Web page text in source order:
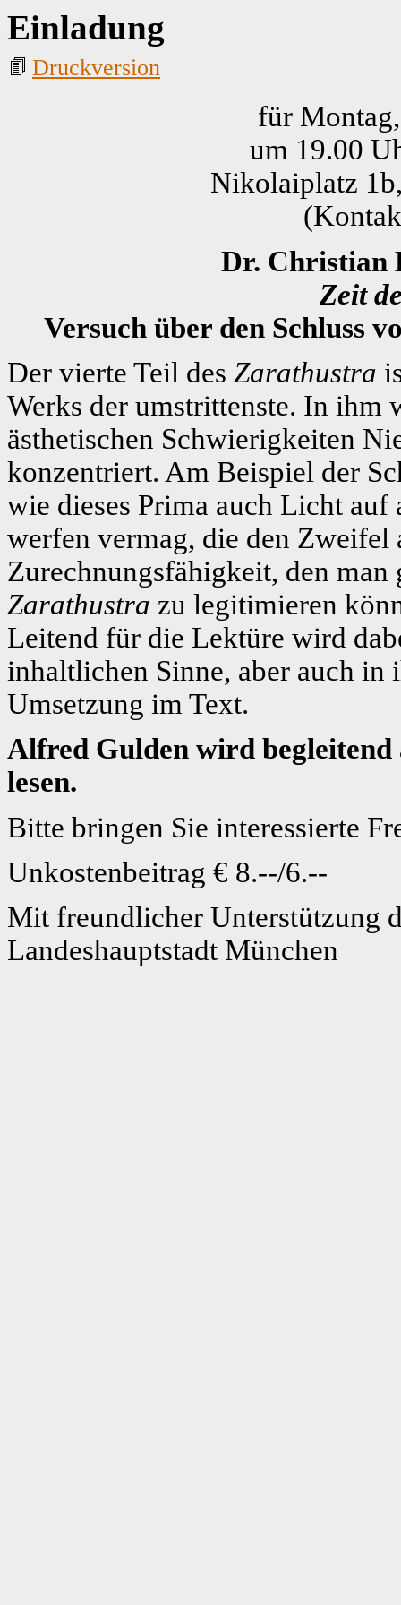
Einladung
Druckversion
für
um 19.00
Nikolaiplatz
Dr. Christian
Zeit
Versuch über den Schluss
Der vierte Teil des Zarathustra
Werks der umstrittenste. In ihm
ästhetischen Schwierigkeiten
konzentriert. Am Beispiel der
wie dieses Prima auch Licht auf
werfen vermag, die den Zweifel
Zurechnungsfähigkeit, den man
Zarathustra zu legitimieren
Leitend für die Lektüre wird
inhaltlichen Sinne, aber auch in
Umsetzung im Text.
Alfred Gulden wird
lesen.
Bitte bringen Sie interessierte
Unkostenbeitrag € 8.--/6.--
Mit freundlicher Unterstützung
Landeshauptstadt München